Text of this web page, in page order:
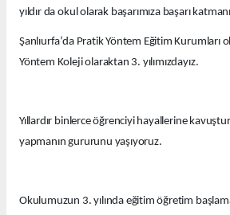
yıldır da okul olarak başarımıza başarı
Şanlıurfa’da Pratik Yöntem Eğitim Kurumları
Yöntem Koleji olaraktan 3. yılımızdayız.
Yıllardır binlerce öğrenciyi hayallerine
yapmanın gururunu yaşıyoruz.
Okulumuzun 3. yılında eğitim öğretim